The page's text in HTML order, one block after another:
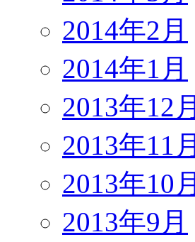
2014年2月
2014年1月
2013年12月
2013年11月
2013年10月
2013年9月